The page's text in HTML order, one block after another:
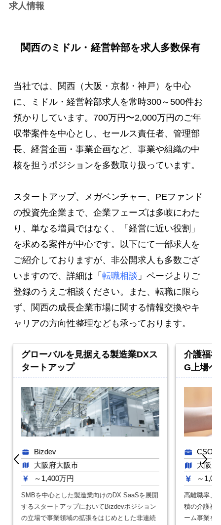
2022年04月18日
2022年01月19日 お知らせ
2021年10月18日 起業家インタビュー
株式会社Replace 中谷タスク氏の記事を更新しまし
た。
2021年10月05日 起業家インタビュー
Baseconnect株式会社 國重侑輝氏の記事を更新しまし
た。
2021年08月12日
お知らせ
JBCC2021（日本ビジネススクール・ケース・コンペ
ティション）協賛のお知らせ
2021年07月16日 お知らせ
コラムを開設しました。
2021年05月01日 お知らせ
本社移転のお知らせ
2021年04月29日 起業家インタビュー
株式会社レスタス 大脇晋氏の記事を更新しました。
2021年02月21日 お知らせ
グロービス経営大学院様主催イベントに弊社代表の岩
崎が登壇いたします。
2020年12月11日 支援家インタビュー
株式会社ゼロワンブースター 合田ジョージ氏の記事を
更新しました。
求人情報
関西のミドル・経営幹部を求人多数保有
当社では、関西（大阪・京都・神戸）を中心
に、ミドル・経営幹部求人を常時300～500件お
預かりしています。700万円〜2,000万円のご年
収帯案件を中心とし、セールス責任者、管理部
長、経営企画・事業企画など、事業や組織の中
核を担うポジションを多数取り扱っています。
スタートアップ、メガベンチャー、PEファンド
の投資先企業まで、企業フェーズは多岐にわた
り、単なる増員ではなく、「経営に近い役割」
を求める案件が中心です。以下にて一部求人を
ご紹介しておりますが、非公開求人も多数ござ
いますので、詳細は「 転職相談 」ページよりご
登録のうえご相談ください。また、転職に限ら
ず、関西の成長企業市場に関する情報交換やキ
ャリアの方向性整理なども承っております。
グローバルを見据える製造業DXス
タートアップ
Bizdev
大阪府大阪市
～1,400万円
SMBを中心とした製造業向けのDX SaaSを展開
するスタートアップにおいてBizdevポジション
の立場で事業領域の拡張をはじめとした非連続
介護福
G上場ベ
CSO
大阪府
～
高離職率、
積の介護福
ーム事業を